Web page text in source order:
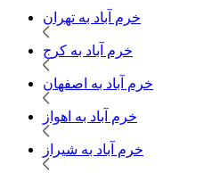
خرم آباد به تهران
خرم آباد به کرج
خرم آباد به اصفهان
خرم آباد به اهواز
خرم آباد به شیراز